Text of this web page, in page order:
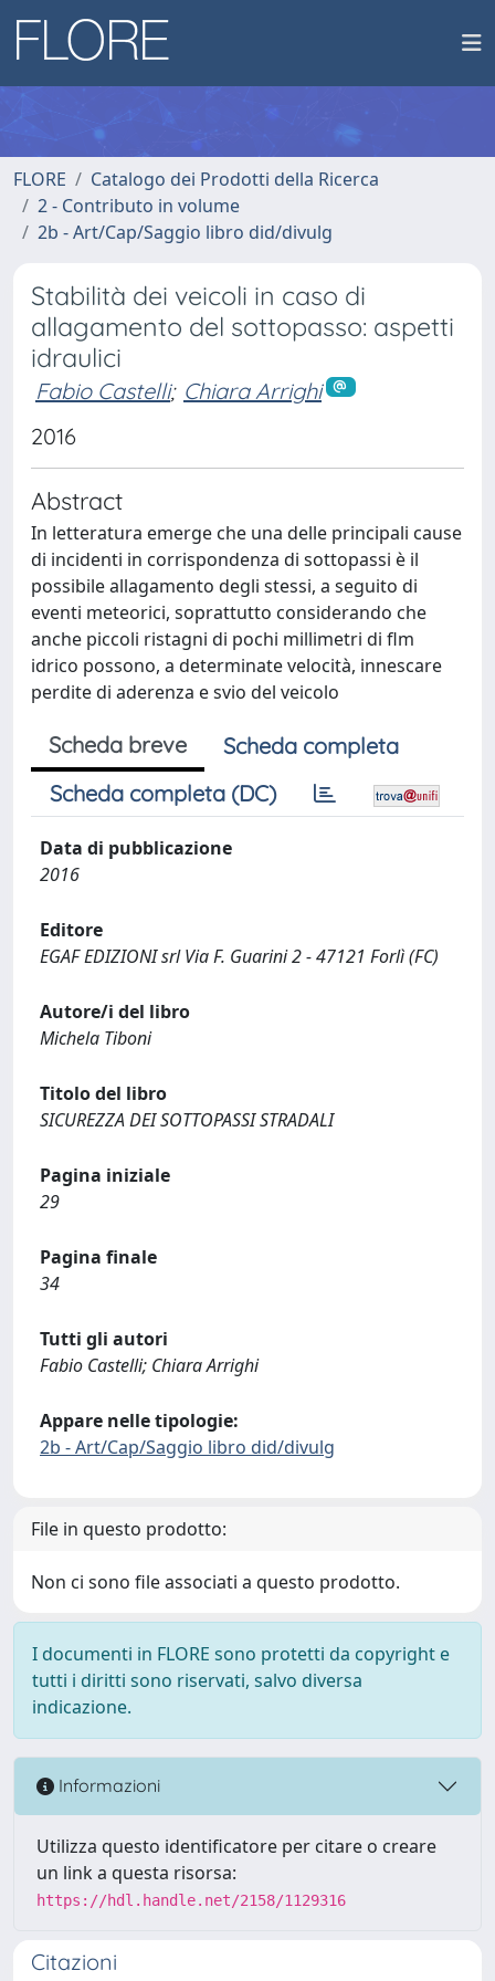
FLORE
Catalogo dei Prodotti della Ricerca
2 - Contributo in volume
2b - Art/Cap/Saggio libro did/divulg
Stabilità dei veicoli in caso di
allagamento del sottopasso: aspetti
idraulici
Fabio Castelli; Chiara Arrighi
2016
Abstract
In letteratura emerge che una delle principali cause
di incidenti in corrispondenza di sottopassi è il
possibile allagamento degli stessi, a seguito di
eventi meteorici, soprattutto considerando che
anche piccoli ristagni di pochi millimetri di flm
idrico possono, a determinate velocità, innescare
perdite di aderenza e svio del veicolo
Scheda breve
Scheda completa
Scheda completa (DC)
Data di pubblicazione
2016
Editore
EGAF EDIZIONI srl Via F. Guarini 2 - 47121 Forlì (FC)
Autore/i del libro
Michela Tiboni
Titolo del libro
SICUREZZA DEI SOTTOPASSI STRADALI
Pagina iniziale
29
Pagina finale
34
Tutti gli autori
Fabio Castelli; Chiara Arrighi
Appare nelle tipologie:
2b - Art/Cap/Saggio libro did/divulg
File in questo prodotto:
Non ci sono file associati a questo prodotto.
I documenti in FLORE sono protetti da copyright e
tutti i diritti sono riservati, salvo diversa
indicazione.
Informazioni
Utilizza questo identificatore per citare o creare
un link a questa risorsa:
https://hdl.handle.net/2158/1129316
Citazioni